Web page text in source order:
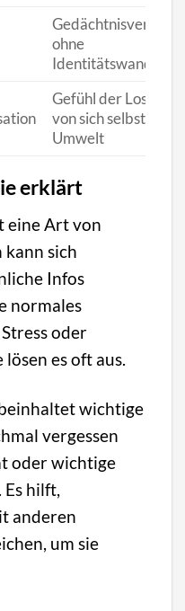
Gedächtnisverlust
ohne
Identitätswandel
Gefühl der
von sich selbst/der
Umwelt
erklärt
eine Art von
sich
Infos
normales
oder
es oft aus.
wichtige
vergessen
oder wichtige
Es hilft,
anderen
um sie